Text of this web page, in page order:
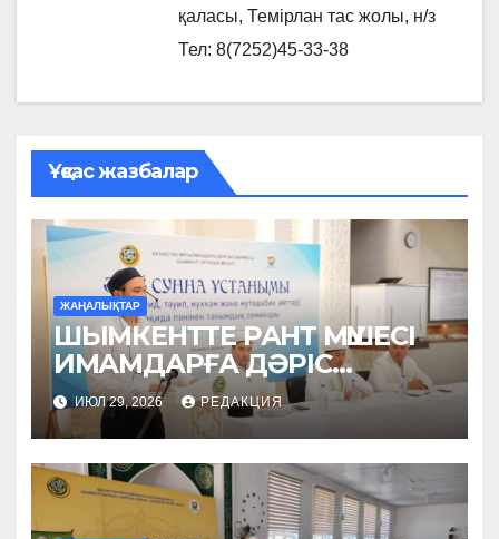
қаласы, Темірлан тас жолы, н/з
Тел: 8(7252)45-33-38
Ұқсас жазбалар
ЖАҢАЛЫҚТАР
ШЫМКЕНТТЕ РАНТ МҮШЕСІ
ИМАМДАРҒА ДӘРІС
ОҚЫДЫ
ИЮЛ 29, 2026 РЕДАКЦИЯ